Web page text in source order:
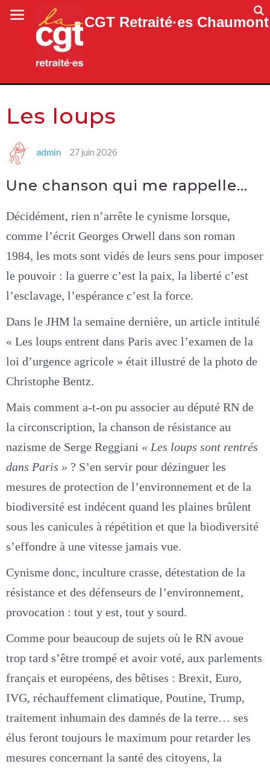
CGT Retraité·es Chaumont
Les loups
admin 27 juin 2026
Une chanson qui me rappelle…
Décidément, rien n’arrête le cynisme lorsque,
comme l’écrit Georges Orwell dans son roman
1984, les mots sont vidés de leurs sens pour imposer
le pouvoir : la guerre c’est la paix, la liberté c’est
l’esclavage, l’espérance c’est la force.
Dans le JHM la semaine dernière, un article intitulé
« Les loups entrent dans Paris avec l’examen de la
loi d’urgence agricole » était illustré de la photo de
Christophe Bentz.
Mais comment a-t-on pu associer au député RN de
la circonscription, la chanson de résistance au
nazisme de Serge Reggiani « Les loups sont rentrés
dans Paris » ? S’en servir pour dézinguer les
mesures de protection de l’environnement et de la
biodiversité est indécent quand les plaines brûlent
sous les canicules à répétition et que la biodiversité
s’effondre à une vitesse jamais vue.
Cynisme donc, inculture crasse, détestation de la
résistance et des défenseurs de l’environnement,
provocation : tout y est, tout y sourd.
Comme pour beaucoup de sujets où le RN avoue
trop tard s’être trompé et avoir voté, aux parlements
français et européens, des bêtises : Brexit, Euro,
IVG, réchauffement climatique, Poutine, Trump,
traitement inhumain des damnés de la terre… ses
élus feront toujours le maximum pour retarder les
mesures concernant la santé des citoyens, la